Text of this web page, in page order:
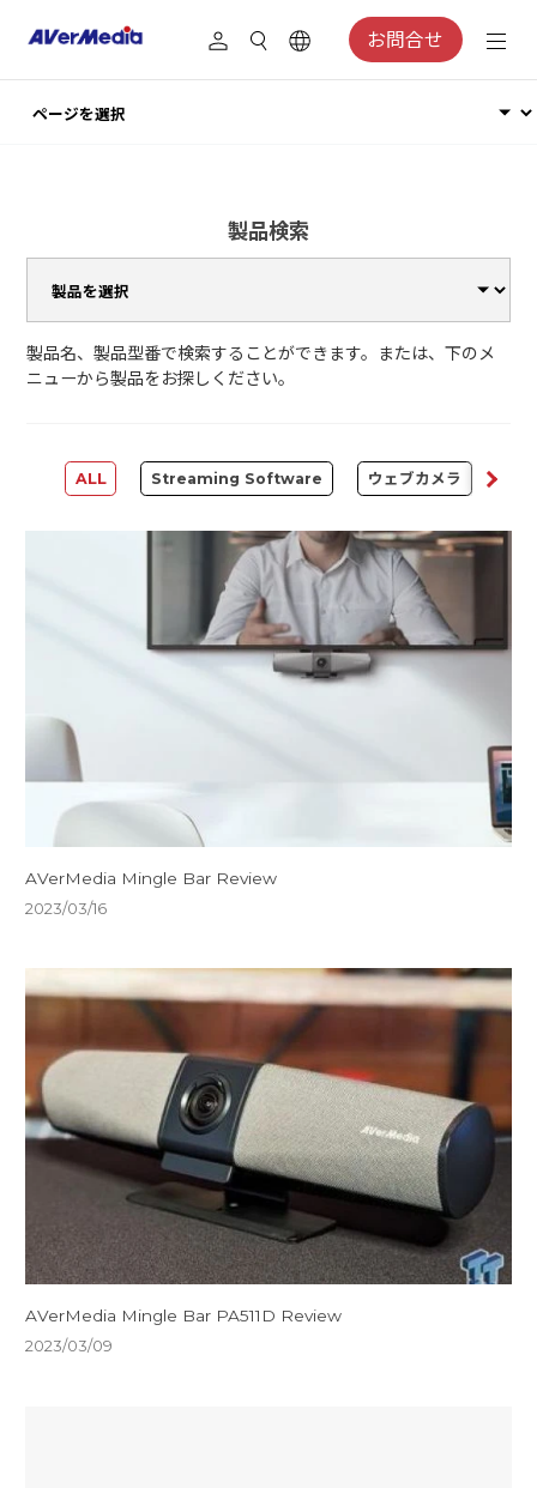
お問合せ
製品検索
製品名、製品型番で検索することができます。または、下のメ
ニューから製品をお探しください。
ALL Streaming Software ウェブカメラ
AVerMedia Mingle Bar Review
2023/03/16
AVerMedia Mingle Bar PA511D Review
2023/03/09